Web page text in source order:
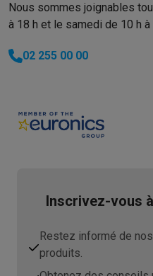
Nous sommes joignables
à 18 h et le samedi de 10 h à
02 255 00 00
Inscrivez-vous
Restez informé de
produits.